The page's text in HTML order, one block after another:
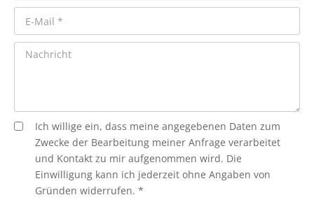
Ich willige ein, dass meine angegebenen Daten zum
Zwecke der Bearbeitung meiner Anfrage verarbeitet
und Kontakt zu mir aufgenommen wird. Die
Einwilligung kann ich jederzeit ohne Angaben von
Gründen widerrufen. *